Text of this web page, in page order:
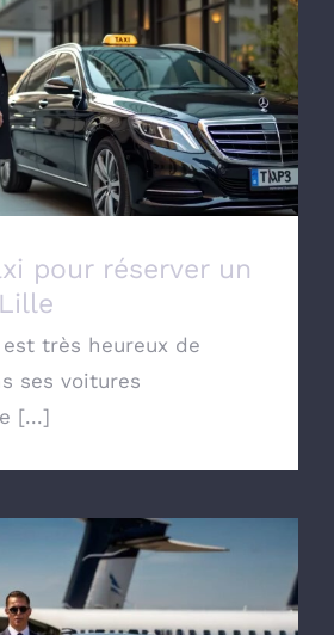
réserver un trajet sur
Lille
pour réserver un
très heureux de
ses voitures
[...]